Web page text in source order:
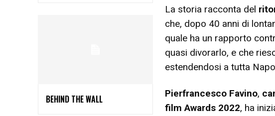
BEHIND THE WALL
La storia racconta del
che, dopo 40 anni di
quale ha un rapporto
quasi divorarlo, e che
estendendosi a tutta
Pierfrancesco Favino,
film Awards 2022, ha